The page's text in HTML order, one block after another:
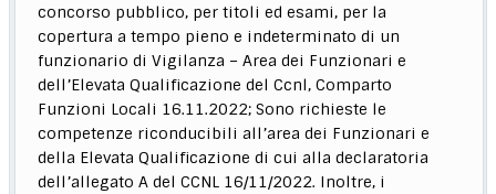
concorso pubblico, per titoli ed esami, per la
copertura a tempo pieno e indeterminato di un
funzionario di Vigilanza – Area dei Funzionari e
dell’Elevata Qualificazione del Ccnl, Comparto
Funzioni Locali 16.11.2022; Sono richieste le
competenze riconducibili all’area dei Funzionari e
della Elevata Qualificazione di cui alla declaratoria
dell’allegato A del CCNL 16/11/2022. Inoltre, i